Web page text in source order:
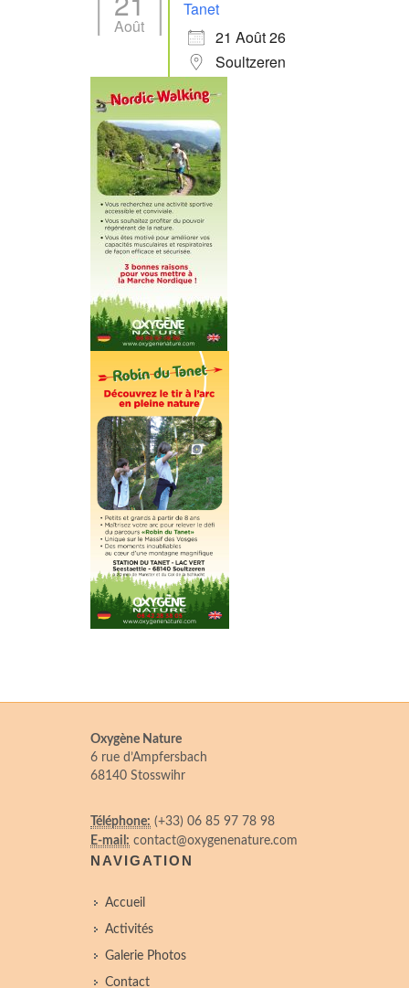
Août
Tanet
21 Août 26
Soultzeren
Oxygène Nature
6 rue d’Ampfersbach
68140 Stosswihr
Téléphone: (+33) 06 85 97 78 98
E-mail: contact@oxygenenature.com
NAVIGATION
Accueil
Activités
Galerie Photos
Contact